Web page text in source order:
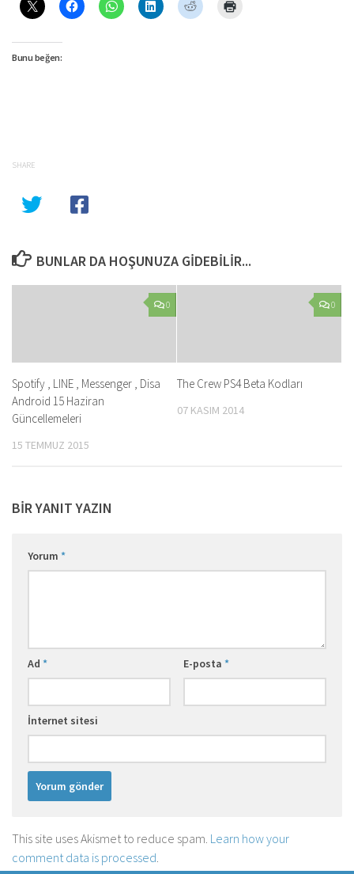
Bunu beğen:
SHARE
BUNLAR DA HOŞUNUZA GIDEBILIR...
0
Spotify , LINE , Messenger , Disa
Android 15 Haziran
Güncellemeleri
15 TEMMUZ 2015
0
The Crew PS4 Beta Kodları
07 KASIM 2014
BIR YANIT YAZIN
Yorum *
Ad * E-posta *
İnternet sitesi
This site uses Akismet to reduce spam. Learn how your
comment data is processed.